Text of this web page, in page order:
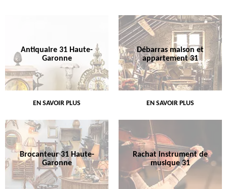
Antiquaire 31 Haute-
Garonne
EN SAVOIR PLUS
Débarras maison et
appartement 31
EN SAVOIR PLUS
Brocanteur 31 Haute-
Garonne
Rachat instrument de
musique 31